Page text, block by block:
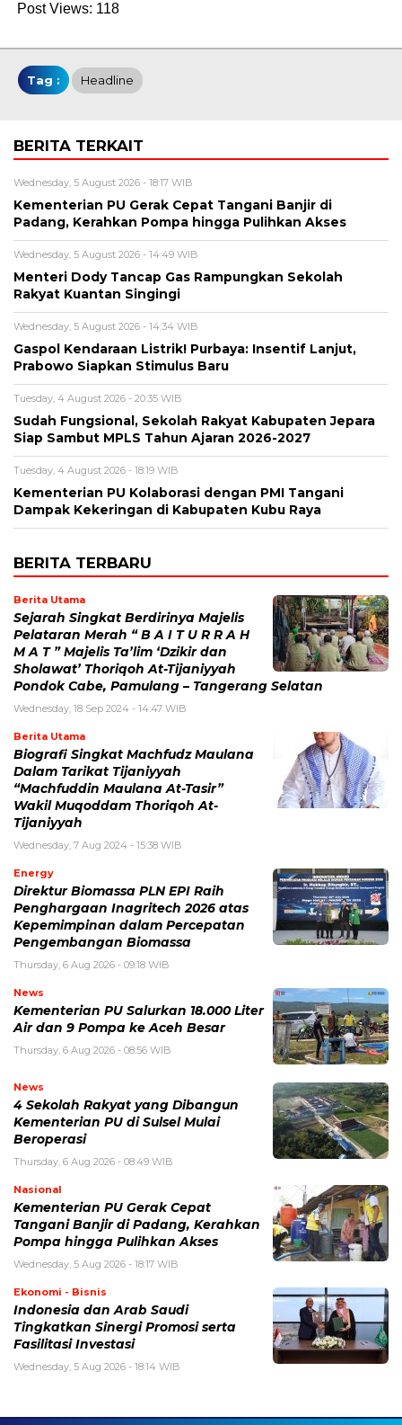
Post Views: 118
Tag : Headline
BERITA TERKAIT
Wednesday, 5 August 2026 - 18:17 WIB
Kementerian PU Gerak Cepat Tangani Banjir di
Padang, Kerahkan Pompa hingga Pulihkan Akses
Wednesday, 5 August 2026 - 14:49 WIB
Menteri Dody Tancap Gas Rampungkan Sekolah
Rakyat Kuantan Singingi
Wednesday, 5 August 2026 - 14:34 WIB
Gaspol Kendaraan Listrik! Purbaya: Insentif Lanjut,
Prabowo Siapkan Stimulus Baru
Tuesday, 4 August 2026 - 20:35 WIB
Sudah Fungsional, Sekolah Rakyat Kabupaten Jepara
Siap Sambut MPLS Tahun Ajaran 2026-2027
Tuesday, 4 August 2026 - 18:19 WIB
Kementerian PU Kolaborasi dengan PMI Tangani
Dampak Kekeringan di Kabupaten Kubu Raya
BERITA TERBARU
Berita Utama
Sejarah Singkat Berdirinya Majelis
Pelataran Merah “ B A I T U R R A H
M A T ” Majelis Ta’lim ‘Dzikir dan
Sholawat’ Thoriqoh At-Tijaniyyah
Pondok Cabe, Pamulang – Tangerang Selatan
Wednesday, 18 Sep 2024 - 14:47 WIB
Berita Utama
Biografi Singkat Machfudz Maulana
Dalam Tarikat Tijaniyyah
“Machfuddin Maulana At-Tasir”
Wakil Muqoddam Thoriqoh At-
Tijaniyyah
Wednesday, 7 Aug 2024 - 15:38 WIB
Energy
Direktur Biomassa PLN EPI Raih
Penghargaan Inagritech 2026 atas
Kepemimpinan dalam Percepatan
Pengembangan Biomassa
Thursday, 6 Aug 2026 - 09:18 WIB
News
Kementerian PU Salurkan 18.000 Liter
Air dan 9 Pompa ke Aceh Besar
Thursday, 6 Aug 2026 - 08:56 WIB
News
4 Sekolah Rakyat yang Dibangun
Kementerian PU di Sulsel Mulai
Beroperasi
Thursday, 6 Aug 2026 - 08:49 WIB
Nasional
Kementerian PU Gerak Cepat
Tangani Banjir di Padang, Kerahkan
Pompa hingga Pulihkan Akses
Wednesday, 5 Aug 2026 - 18:17 WIB
Ekonomi - Bisnis
Indonesia dan Arab Saudi
Tingkatkan Sinergi Promosi serta
Fasilitasi Investasi
Wednesday, 5 Aug 2026 - 18:14 WIB